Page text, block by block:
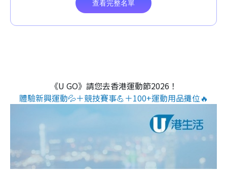
《U GO》請您去香港運動節2026！
體驗新興運動💦＋競技賽事💪＋100+運動用品攤位🔥